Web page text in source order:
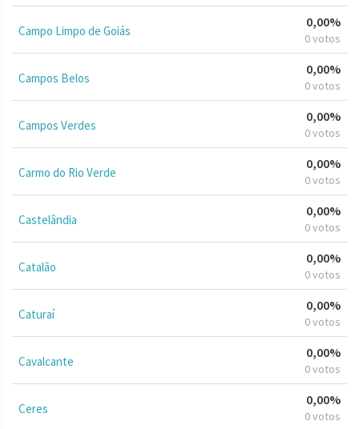
Campo Limpo de Goiás
0,00%
0 votos
Campos Belos
0,00%
0 votos
Campos Verdes
0,00%
0 votos
Carmo do Rio Verde
0,00%
0 votos
Castelândia
0,00%
0 votos
Catalão
0,00%
0 votos
Caturaí
0,00%
0 votos
Cavalcante
0,00%
0 votos
Ceres
0,00%
0 votos